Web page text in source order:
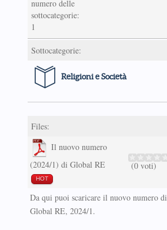
numero delle
sottocategorie:
1
Sottocategorie:
Religioni e Società
Files:
Il nuovo numero
(2024/1) di Global RE
HOT
(0 voti)
Da qui puoi scaricare il nuovo numero di
Global RE, 2024/1.